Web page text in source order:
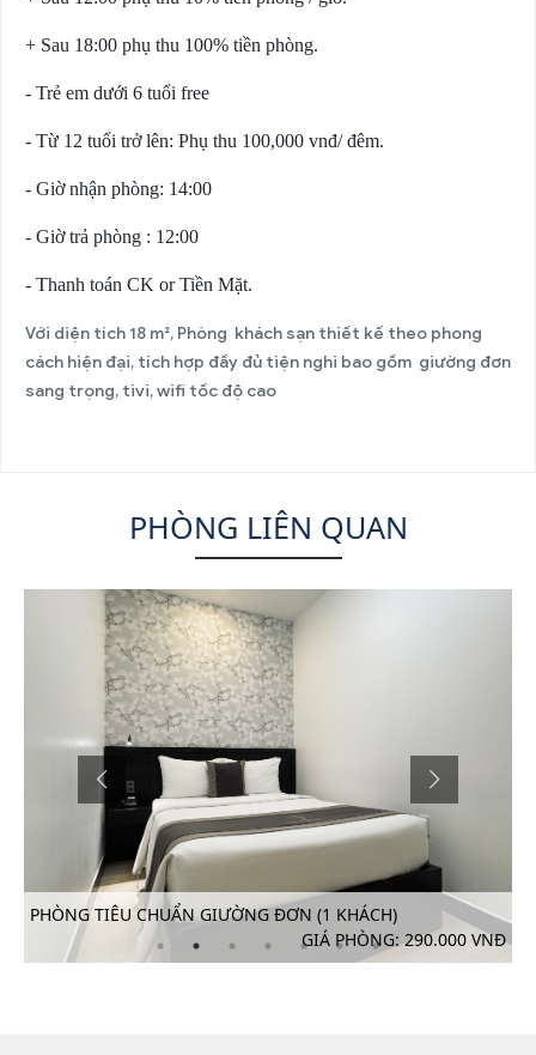
+ Sau 18:00 phụ thu 100% tiền phòng.
- Trẻ em dưới 6 tuổi free
- Từ 12 tuổi trở lên: Phụ thu 100,000 vnđ/ đêm.
- Giờ nhận phòng: 14:00
- Giờ trả phòng : 12:00
- Thanh toán CK or Tiền Mặt.
Với diện tích 18 m², Phòng khách sạn thiết kế theo phong
cách hiện đại, tích hợp đầy đủ tiện nghi bao gồm giường đơn
sang trọng, tivi, wifi tốc độ cao
PHÒNG LIÊN QUAN
290.000 VNĐ
PHÒNG VIP GIƯỜNG ĐÔI (2 KHÁCH)
GIÁ